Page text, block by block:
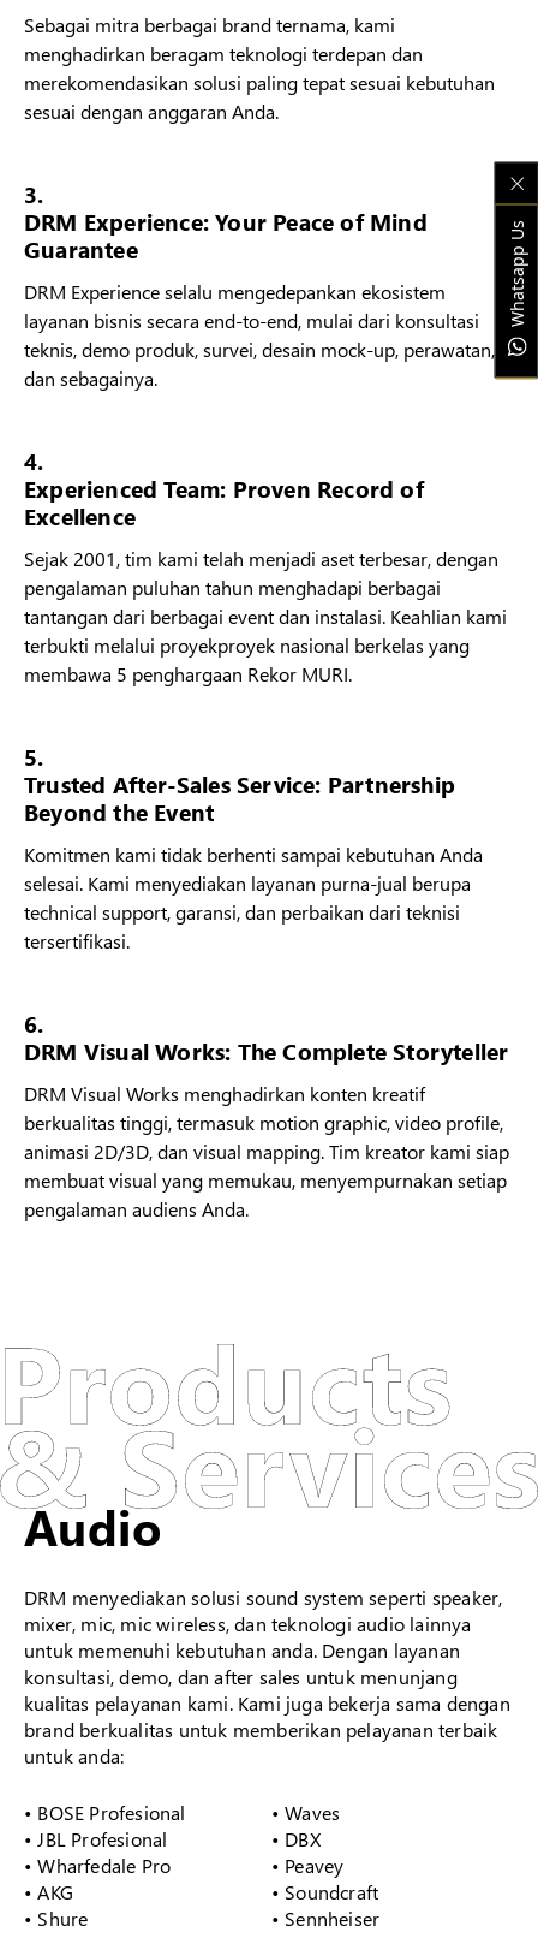
Sebagai mitra berbagai brand ternama, kami
menghadirkan beragam teknologi terdepan dan
merekomendasikan solusi paling tepat sesuai kebutuhan
sesuai dengan anggaran Anda.
3.
DRM Experience: Your Peace of Mind
Guarantee
DRM Experience selalu mengedepankan ekosistem
layanan bisnis secara end-to-end, mulai dari konsultasi
teknis, demo produk, survei, desain mock-up, perawatan,
dan sebagainya.
4.
Experienced Team: Proven Record of
Excellence
Sejak 2001, tim kami telah menjadi aset terbesar, dengan
pengalaman puluhan tahun menghadapi berbagai
tantangan dari berbagai event dan instalasi. Keahlian kami
terbukti melalui proyekproyek nasional berkelas yang
membawa 5 penghargaan Rekor MURI.
5.
Trusted After-Sales Service: Partnership
Beyond the Event
Komitmen kami tidak berhenti sampai kebutuhan Anda
selesai. Kami menyediakan layanan purna-jual berupa
technical support, garansi, dan perbaikan dari teknisi
tersertifikasi.
6.
DRM Visual Works: The Complete Storyteller
DRM Visual Works menghadirkan konten kreatif
berkualitas tinggi, termasuk motion graphic, video profile,
animasi 2D/3D, dan visual mapping. Tim kreator kami siap
membuat visual yang memukau, menyempurnakan setiap
pengalaman audiens Anda.
Audio
DRM menyediakan solusi sound system seperti speaker,
mixer, mic, mic wireless, dan teknologi audio lainnya
untuk memenuhi kebutuhan anda. Dengan layanan
konsultasi, demo, dan after sales untuk menunjang
kualitas pelayanan kami. Kami juga bekerja sama dengan
brand berkualitas untuk memberikan pelayanan terbaik
untuk anda:
• BOSE Profesional
• Waves
• JBL Profesional
• DBX
• Wharfedale Pro
• Peavey
• AKG
• Soundcraft
• Shure
• Sennheiser
Whatsapp Us